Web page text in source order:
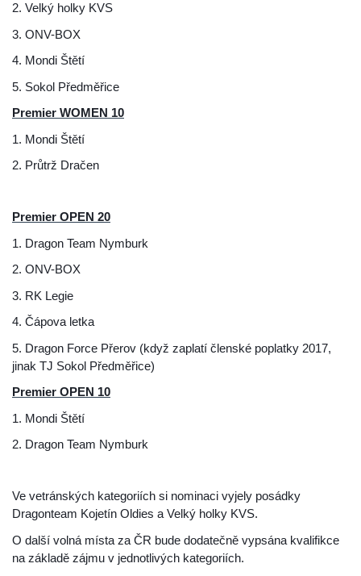
2. Velký holky KVS
3. ONV-BOX
4. Mondi Štětí
5. Sokol Předměřice
Premier WOMEN 10
1. Mondi Štětí
2. Průtrž Dračen
Premier OPEN 20
1. Dragon Team Nymburk
2. ONV-BOX
3. RK Legie
4. Čápova letka
5. Dragon Force Přerov (když zaplatí členské poplatky 2017,
jinak TJ Sokol Předměřice)
Premier OPEN 10
1. Mondi Štětí
2. Dragon Team Nymburk
Ve vetránských kategoriích si nominaci vyjely posádky
Dragonteam Kojetín Oldies a Velký holky KVS.
O další volná místa za ČR bude dodatečně vypsána kvalifikce
na základě zájmu v jednotlivých kategoriích.